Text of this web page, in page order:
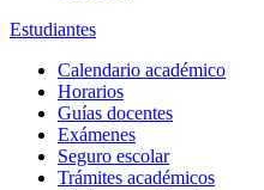
Estudiantes
Calendario académico
Horarios
Guías docentes
Exámenes
Seguro escolar
Trámites académicos